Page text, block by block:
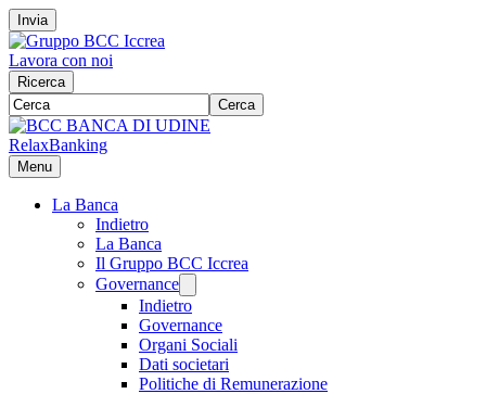
Invia
Lavora con noi
Ricerca
Cerca
RelaxBanking
Menu
La Banca
Indietro
La Banca
Il Gruppo BCC Iccrea
Governance
Indietro
Governance
Organi Sociali
Dati societari
Politiche di Remunerazione